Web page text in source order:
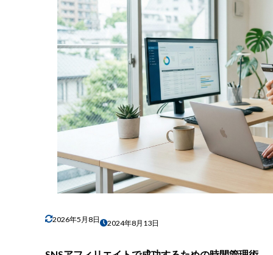
2026年5月8日 2024年8月13日